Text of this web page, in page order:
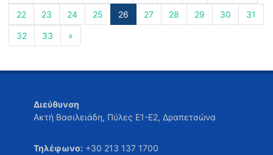
22 23 24 25 26 27 28 29 30 31
32 33 »
Διεύθυνση
Ακτή Βασιλειάδη, Πύλες Ε1-Ε2, Δραπετσώνα
Τηλέφωνο: +30 213 137 1700